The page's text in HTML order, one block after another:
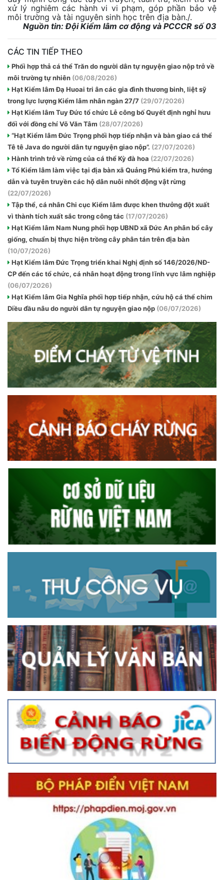
xử lý nghiêm các hành vi vi phạm, góp phần bảo vệ
môi trường và tài nguyên sinh học trên địa bàn./.
Nguồn tin: Đội Kiểm lâm cơ động và PCCCR số 03
CÁC TIN TIẾP THEO
Phối hợp thả cá thể Trăn do người dân tự nguyện giao nộp trở về
môi trường tự nhiên (06/08/2026)
Hạt Kiểm lâm Đạ Huoai tri ân các gia đình thương binh, liệt sỹ
trong lực lượng Kiểm lâm nhân ngàn 27/7 (29/07/2026)
Hạt Kiểm lâm Tuy Đức tổ chức Lễ công bố Quyết định nghỉ hưu
đối với đồng chí Võ Văn Tâm (28/07/2026)
“Hạt Kiểm lâm Đức Trọng phối hợp tiếp nhận và bàn giao cá thể
Tê tê Java do người dân tự nguyện giao nộp”. (27/07/2026)
Hành trình trở về rừng của cá thể Kỳ đà hoa (22/07/2026)
Tổ Kiểm lâm làm việc tại địa bàn xã Quảng Phú kiểm tra, hướng
dẫn và tuyên truyền các hộ dân nuôi nhốt động vật rừng
(22/07/2026)
Tập thể, cá nhân Chi cục Kiểm lâm được khen thưởng đột xuất
vì thành tích xuất sắc trong công tác (17/07/2026)
Hạt Kiểm lâm Nam Nung phối hợp UBND xã Đức An phân bổ cây
giống, chuẩn bị thực hiện trồng cây phân tán trên địa bàn
(10/07/2026)
Hạt Kiểm lâm Đức Trọng triển khai Nghị định số 146/2026/NĐ-
CP đến các tổ chức, cá nhân hoạt động trong lĩnh vực lâm nghiệp
(06/07/2026)
Hạt Kiểm lâm Gia Nghĩa phối hợp tiếp nhận, cứu hộ cá thể chim
Diều đầu nâu do người dân tự nguyện giao nộp (06/07/2026)